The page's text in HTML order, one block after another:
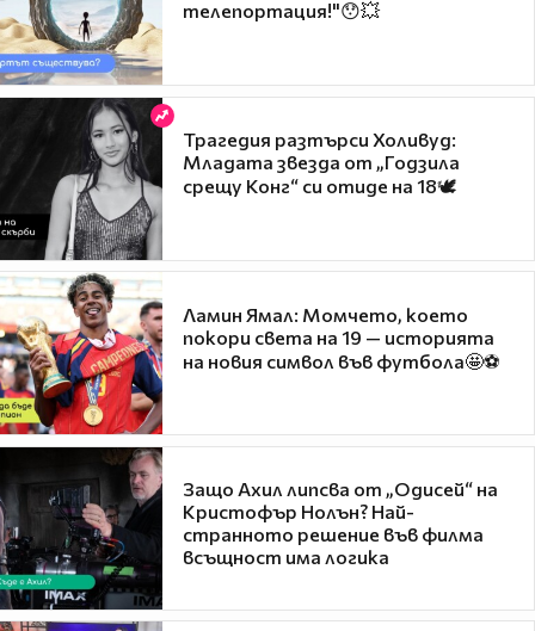
телепортация!"😯💥
Трагедия разтърси Холивуд:
Младата звезда от „Годзила
срещу Конг“ си отиде на 18🕊️
Ламин Ямал: Момчето, което
покори света на 19 — историята
на новия символ във футбола🤩⚽
Защо Ахил липсва от „Одисей“ на
Кристофър Нолън? Най-
странното решение във филма
всъщност има логика